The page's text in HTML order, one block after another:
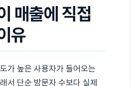
매출에 직접
유
가 높은 사용자가 들어오는
서 단순 방문자 수보다 실제